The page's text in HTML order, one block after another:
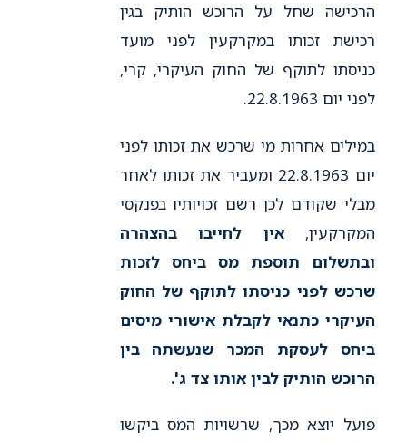
הרכישה שחל על הרוכש הותיק בגין
רכישת זכותו במקרקעין לפני מועד
כניסתו לתוקף של החוק העיקרי, קרי,
לפני יום 22.8.1963.
במילים אחרות מי שרכש את זכותו לפני
יום 22.8.1963 ומעביר את זכותו לאחר
מבלי שקודם לכן רשם זכויותיו בפנקסי
המקרקעין,אין לחייבו בהצהרה
ובתשלום תוספת מס ביחס לזכות
שרכש לפני כניסתו לתוקף של החוק
העיקרי כתנאי לקבלת אישורי מיסים
ביחס לעסקת המכר שנעשתה בין
הרוכש הותיק לבין אותו צד ג'.
פועל יוצא מכך, שרשויות המס ביקשו